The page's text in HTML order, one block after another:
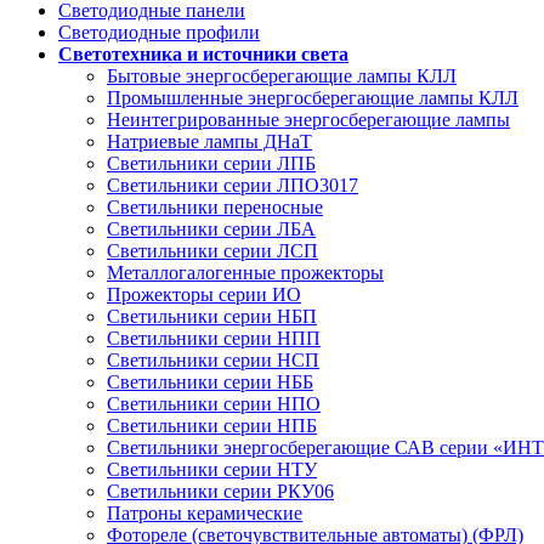
Светодиодные панели
Светодиодные профили
Светотехника и источники света
Бытовые энергосберегающие лампы КЛЛ
Промышленные энергосберегающие лампы КЛЛ
Неинтегрированные энергосберегающие лампы
Натриевые лампы ДНаТ
Светильники серии ЛПБ
Светильники серии ЛПО3017
Светильники переносные
Светильники серии ЛБА
Светильники серии ЛСП
Металлогалогенные прожекторы
Прожекторы серии ИО
Светильники серии НБП
Светильники серии НПП
Светильники серии НСП
Светильники серии НББ
Светильники серии НПО
Светильники серии НПБ
Светильники энергосберегающие САВ серии
Светильники серии НТУ
Светильники серии РКУ06
Патроны керамические
Фотореле (светочувствительные автоматы) (ФРЛ)